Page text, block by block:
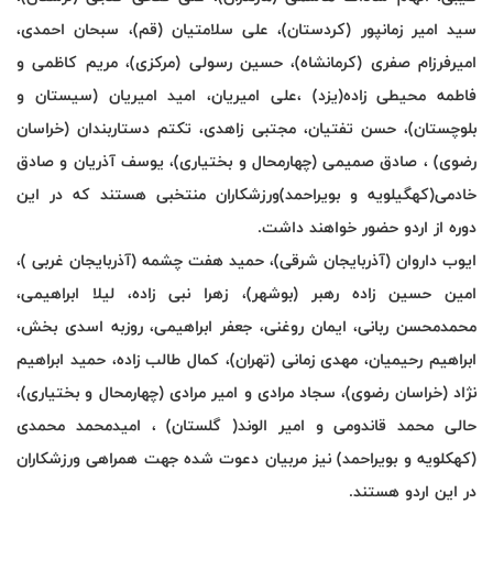
سید امیر زمانپور (کردستان)، علی سلامتیان (قم)، سبحان احمدی،
امیرفرزام صفری (کرمانشاه)، حسین رسولی (مرکزی)، مریم کاظمی و
فاطمه محیطی زاده(یزد) ،علی امیریان، امید امیریان (سیستان و
بلوچستان)، حسن تفتیان، مجتبی زاهدی، تکتم دستاربندان (خراسان
رضوی) ، صادق صمیمی (چهارمحال و بختیاری)، یوسف آذریان و صادق
خادمی(کهگیلویه و بویراحمد)ورزشکاران منتخبی هستند که در این
دوره از اردو حضور خواهند داشت.
ایوب داروان (آذربایجان شرقی)، حمید هفت چشمه (آذربایجان غربی )،
امین حسین زاده رهبر (بوشهر)، زهرا نبی زاده، لیلا ابراهیمی،
محمدمحسن ربانی، ایمان روغنی، جعفر ابراهیمی، روزبه اسدی بخش،
ابراهیم رحیمیان، مهدی زمانی (تهران)، کمال طالب زاده، حمید ابراهیم
نژاد (خراسان رضوی)، سجاد مرادی و امیر مرادی (چهارمحال و بختیاری)،
حالی محمد قاندومی و امیر الوند( گلستان) ، امیدمحمد محمدی
(کهکلویه و بویراحمد) نیز مربیان دعوت شده جهت همراهی ورزشکاران
در این اردو هستند.